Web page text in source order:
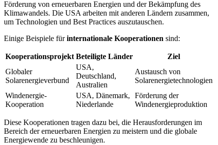
Förderung von erneuerbaren Energien und der Bekämpfung des
Klimawandels. Die USA arbeiten mit anderen Ländern zusammen,
um Technologien und Best Practices auszutauschen.
Einige Beispiele fürinternationale Kooperationen sind:
Kooperationsprojekt Beteiligte Länder
Ziel
Globaler
Solarenergieverbund
USA,
Deutschland,
Australien
Austausch von
Solarenergietechnologien
Windenergie-
Kooperation
USA, Dänemark,
Niederlande
Förderung der
Windenergieproduktion
Diese Kooperationen tragen dazu bei, die Herausforderungen im
Bereich der erneuerbaren Energien zu meistern und die globale
Energiewende zu beschleunigen.